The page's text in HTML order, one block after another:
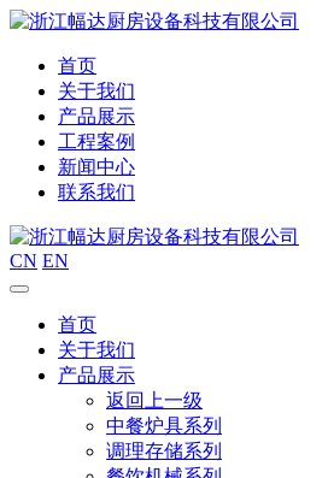
首页
关于我们
产品展示
工程案例
新闻中心
联系我们
CN EN
首页
关于我们
产品展示
返回上一级
中餐炉具系列
调理存储系列